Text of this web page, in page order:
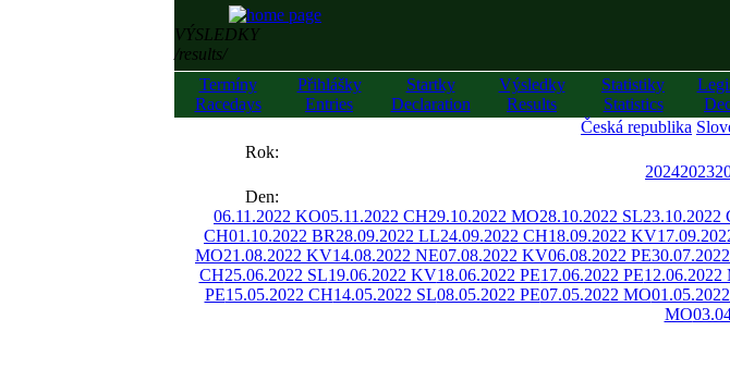
VÝSLEDKY
/results/
Termíny
Racedays
Přihlášky
Entries
Startky
Declaration
Výsledky
Results
Statistiky
Statistics
Česká republika
Rok:
20242023
Den:
06.11.2022 KO05.11.2022 CH29.10.2022 MO28.10.2022 SL23.10.2022
CH01.10.2022 BR28.09.2022 LL24.09.2022 CH18.09.2022 KV
MO21.08.2022 KV14.08.2022 NE07.08.2022 KV06.08.2022 PE
CH25.06.2022 SL19.06.2022 KV18.06.2022 PE17.06.2022 PE12.06.2022
PE15.05.2022 CH14.05.2022 SL08.05.2022 PE07.05.2022 MO
MO